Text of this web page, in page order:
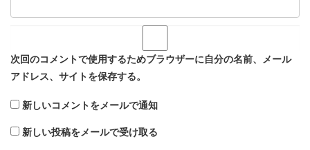
次回のコメントで使用するためブラウザーに自分の名前、メール
アドレス、サイトを保存する。
新しいコメントをメールで通知
新しい投稿をメールで受け取る